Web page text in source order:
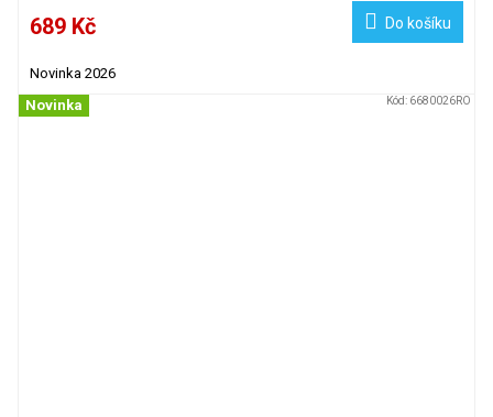
689 Kč Do košíku
Novinka 2026
Novinka Kód: 6680026RO